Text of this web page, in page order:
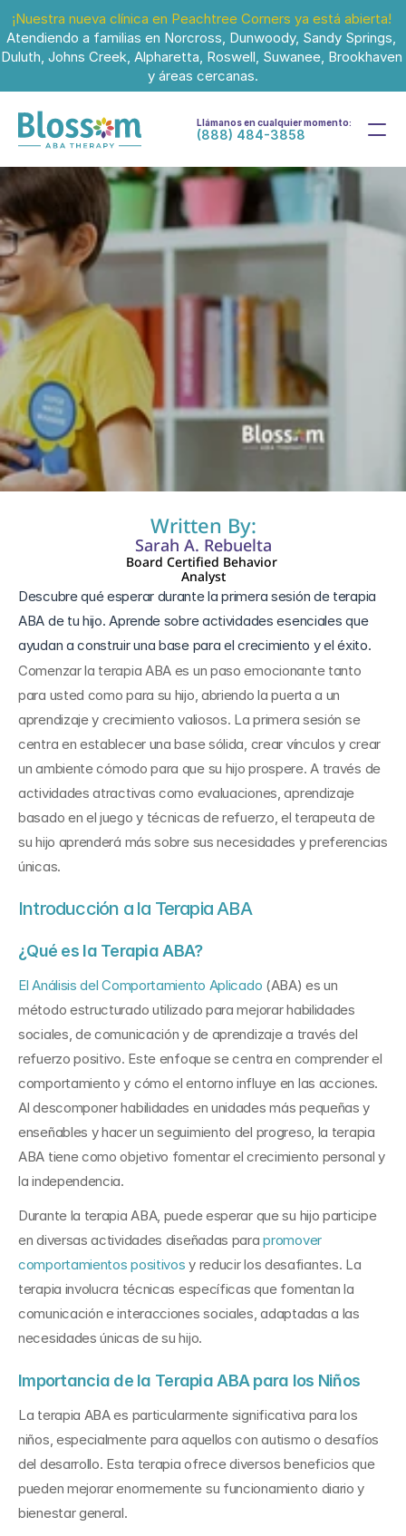
¡Nuestra nueva clínica en Peachtree Corners ya está abierta!
Atendiendo a familias en Norcross, Dunwoody, Sandy Springs,
Duluth, Johns Creek, Alpharetta, Roswell, Suwanee, Brookhaven
y áreas cercanas.
Llámanos en cualquier momento:
(888) 484-3858
6 nov 2024
Written By:
Sarah A. Rebuelta
Board Certified Behavior
Analyst
Descubre qué esperar durante la primera sesión de terapia
ABA de tu hijo. Aprende sobre actividades esenciales que
Comenzar la terapia ABA es un paso emocionante tanto
para usted como para su hijo, abriendo la puerta a un
aprendizaje y crecimiento valiosos. La primera sesión se
centra en establecer una base sólida, crear vínculos y crear
un ambiente cómodo para que su hijo prospere. A través de
actividades atractivas como evaluaciones, aprendizaje
basado en el juego y técnicas de refuerzo, el terapeuta de
su hijo aprenderá más sobre sus necesidades y preferencias
únicas.
Introducción a la Terapia ABA
¿Qué es la Terapia ABA?
El Análisis del Comportamiento Aplicado (ABA) es un
método estructurado utilizado para mejorar habilidades
sociales, de comunicación y de aprendizaje a través del
refuerzo positivo. Este enfoque se centra en comprender el
comportamiento y cómo el entorno influye en las acciones.
Al descomponer habilidades en unidades más pequeñas y
enseñables y hacer un seguimiento del progreso, la terapia
ABA tiene como objetivo fomentar el crecimiento personal y
la independencia.
Durante la terapia ABA, puede esperar que su hijo participe
en diversas actividades diseñadas para promover
comportamientos positivos y reducir los desafiantes. La
terapia involucra técnicas específicas que fomentan la
comunicación e interacciones sociales, adaptadas a las
necesidades únicas de su hijo.
Importancia de la Terapia ABA para los Niños
La terapia ABA es particularmente significativa para los
niños, especialmente para aquellos con autismo o desafíos
del desarrollo. Esta terapia ofrece diversos beneficios que
pueden mejorar enormemente su funcionamiento diario y
bienestar general.